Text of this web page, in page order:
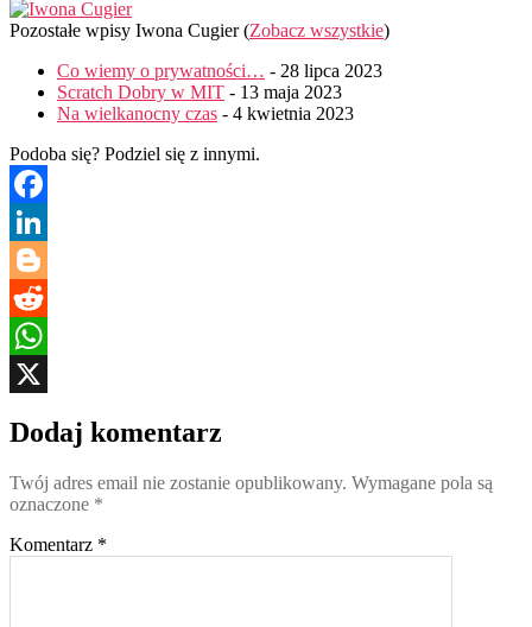
Pozostałe wpisy Iwona Cugier(Zobacz wszystkie)
Co wiemy o prywatności… - 28 lipca 2023
Scratch Dobry w MIT - 13 maja 2023
Na wielkanocny czas - 4 kwietnia 2023
Podoba się? Podziel się z innymi.
Facebook
LinkedIn
Blogger
Reddit
WhatsApp
Dodaj komentarz
Twój adres email nie zostanie opublikowany. Wymagane pola są
oznaczone *
Komentarz *